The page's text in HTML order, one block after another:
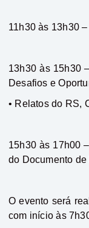
11h30 às 13h30
13h30 às 15h30
Desafios e
• Relatos do RS,
15h30 às 17h00
do Documento de
O evento será
com início às